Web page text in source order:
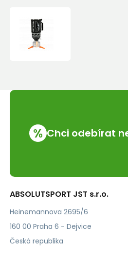
% Chci odebírat
ABSOLUTSPORT JST s.r.o.
Heinemannova 2695/6
160 00 Praha 6 - Dejvice
Česká republika